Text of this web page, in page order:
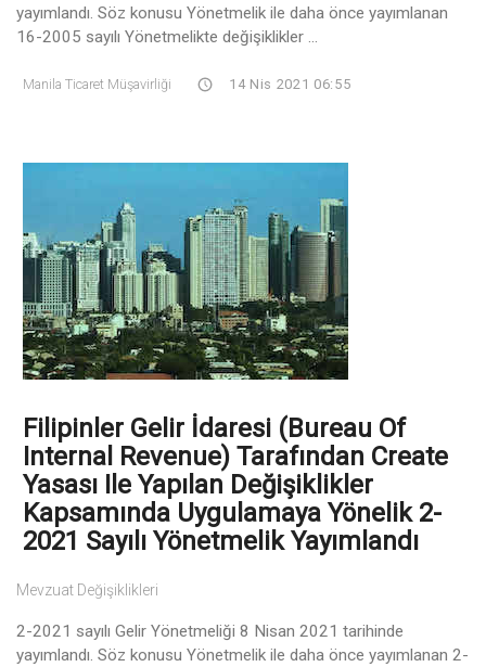
yayımlandı. Söz konusu Yönetmelik ile daha önce yayımlanan
16-2005 sayılı Yönetmelikte değişiklikler ...
Manila Ticaret Müşavirliği 14 Nis 2021 06:55
Filipinler Gelir İdaresi (Bureau Of
Internal Revenue) Tarafından Create
Yasası Ile Yapılan Değişiklikler
Kapsamında Uygulamaya Yönelik 2-
2021 Sayılı Yönetmelik Yayımlandı
Mevzuat Değişiklikleri
2-2021 sayılı Gelir Yönetmeliği 8 Nisan 2021 tarihinde
yayımlandı. Söz konusu Yönetmelik ile daha önce yayımlanan 2-